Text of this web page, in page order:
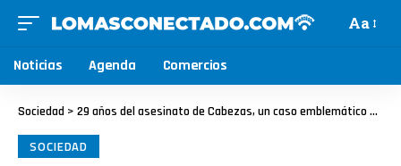
Aa
Noticias Agenda Comercios
Sociedad > 29 años del asesinato de Cabezas, un caso emblemático en la defensa de la libertad de prensa
SOCIEDAD